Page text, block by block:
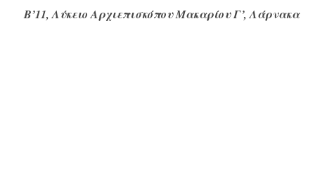
Β’11, Λύκειο Αρχιεπισκόπου Μακαρίου Γ’, Λάρνακα